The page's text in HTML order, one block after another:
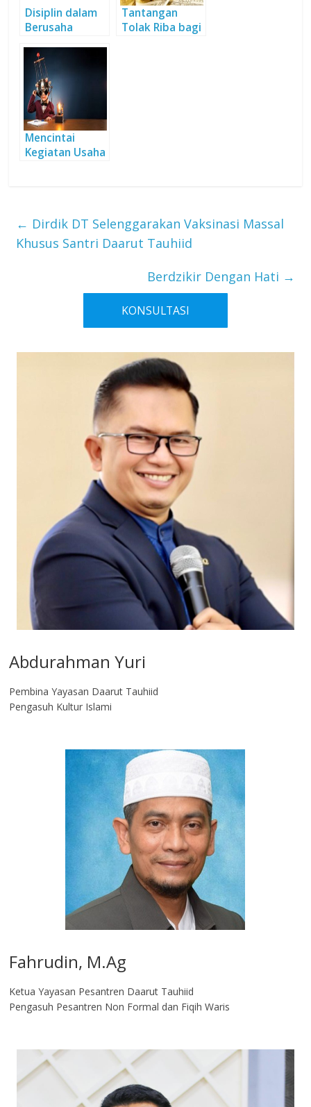
Disiplin dalam
Berusaha
Tantangan
Tolak Riba bagi
Mencintai
Kegiatan Usaha
← Dirdik DT Selenggarakan Vaksinasi Massal
Khusus Santri Daarut Tauhiid
Berdzikir Dengan Hati →
KONSULTASI
Abdurahman Yuri
Pembina Yayasan Daarut Tauhiid
Pengasuh Kultur Islami
Fahrudin, M.Ag​
Ketua Yayasan Pesantren Daarut Tauhiid
Pengasuh Pesantren Non Formal dan Fiqih Waris